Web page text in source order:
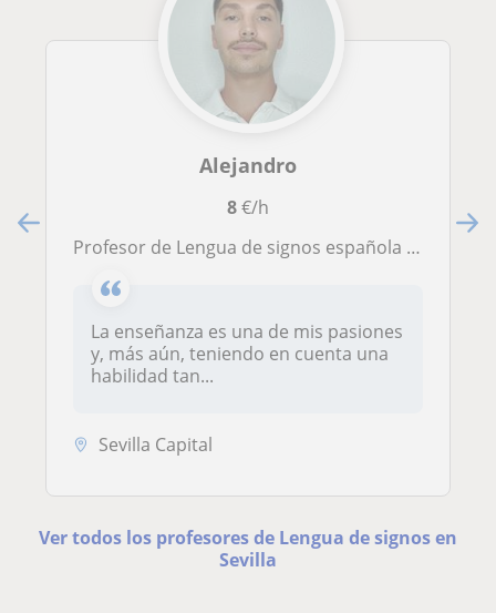
Alejandro
8€/h
Profesor de Lengua de signos española dirigido a personas que quieran iniciarse/conocer esta lengua y a la comunidad sorda. Soy técnico superior en Mediación Comunicativa.
La enseñanza es una de mis pasiones
y, más aún, teniendo en cuenta una
habilidad tan...
Sevilla Capital
Ver todos los profesores de Lengua de signos en
Sevilla